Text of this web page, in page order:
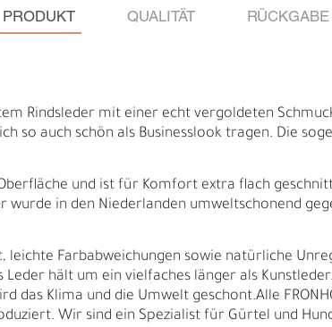
Ä
PRODUKT QUALITÄT RÜCKGABE
Rindsleder mit einer echt vergoldeten
so auch schön als Businesslook tragen. Die
und ist für Komfort extra flach
wurde in den Niederlanden umweltschonend
leichte Farbabweichungen sowie natürliche
Leder hält um ein vielfaches länger als
das Klima und die Umwelt geschont.Alle
Wir sind ein Spezialist für Gürtel und